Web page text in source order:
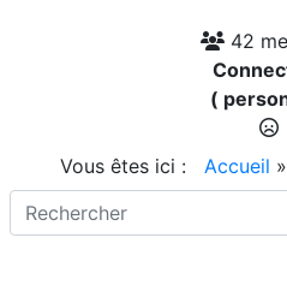
42
(
Vous êtes ici : Accueil »